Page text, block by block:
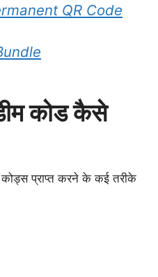
QR Code
कोड कैसे
प्राप्त करने के कई तरीके